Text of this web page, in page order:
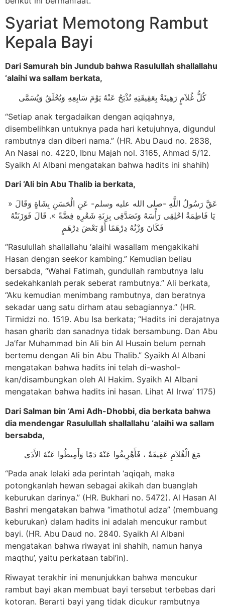
Syariat Memotong Rambut
Kepala Bayi
Dari Samurah bin Jundub bahwa Rasulullah shallallahu
‘alaihi wa sallam berkata,
كُلُّ غُلاَمٍ رَهِينَةٌ بِعَقِيقَتِهِ تُذْبَحُ عَنْهُ يَوْمَ سَابِعِهِ وَيُحْلَقُ وَيُسَمَّى
“Setiap anak tergadaikan dengan aqiqahnya,
disembelihkan untuknya pada hari ketujuhnya, digundul
rambutnya dan diberi nama.” (HR. Abu Daud no. 2838,
An Nasai no. 4220, Ibnu Majah nol. 3165, Ahmad 5/12.
Syaikh Al Albani mengatakan bahwa hadits ini shahih)
Dari ‘Ali bin Abu Thalib ia berkata,
عَقَّ رَسُولُ اللَّهِ -صلى الله عليه وسلم- عَنِ الْحَسَنِ بِشَاةٍ وَقَالَ «
يَا فَاطِمَةُ احْلِقِى رَأْسَهُ وَتَصَدَّقِى بِزِنَةِ شَعْرِهِ فِضَّةً ». قَالَ فَوَزَنَتْهُ
فَكَانَ وَزْنُهُ دِرْهَمًا أَوْ بَعْضَ دِرْهَمٍ
“Rasulullah shallallahu ‘alaihi wasallam mengakikahi
Hasan dengan seekor kambing.” Kemudian beliau
bersabda, “Wahai Fatimah, gundullah rambutnya lalu
sedekahkanlah perak seberat rambutnya.” Ali berkata,
“Aku kemudian menimbang rambutnya, dan beratnya
sekadar uang satu dirham atau sebagiannya.” (HR.
Tirmidzi no. 1519. Abu Isa berkata; “Hadits ini derajatnya
hasan gharib dan sanadnya tidak bersambung. Dan Abu
Ja’far Muhammad bin Ali bin Al Husain belum pernah
bertemu dengan Ali bin Abu Thalib.” Syaikh Al Albani
mengatakan bahwa hadits ini telah di-washol-
kan/disambungkan oleh Al Hakim. Syaikh Al Albani
mengatakan bahwa hadits ini hasan. Lihat Al Irwa’ 1175)
Dari Salman bin ‘Ami Adh-Dhobbi, dia berkata bahwa
dia mendengar Rasulullah shallallahu ‘alaihi wa sallam
bersabda,
مَعَ الْغُلاَمِ عَقِيقَةٌ ، فَأَهْرِيقُوا عَنْهُ دَمًا وَأَمِيطُوا عَنْهُ الأَذَى
“Pada anak lelaki ada perintah ‘aqiqah, maka
potongkanlah hewan sebagai akikah dan buanglah
keburukan darinya.” (HR. Bukhari no. 5472). Al Hasan Al
Bashri mengatakan bahwa “imathotul adza” (membuang
keburukan) dalam hadits ini adalah mencukur rambut
bayi. (HR. Abu Daud no. 2840. Syaikh Al Albani
mengatakan bahwa riwayat ini shahih, namun hanya
maqthu’, yaitu perkataan tabi’in).
Riwayat terakhir ini menunjukkan bahwa mencukur
rambut bayi akan membuat bayi tersebut terbebas dari
kotoran. Berarti bayi yang tidak dicukur rambutnya